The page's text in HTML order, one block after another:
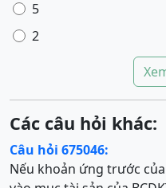
5
2
Các câu hỏi khác:
Câu hỏi 675046:
Nếu khoản ứng trước